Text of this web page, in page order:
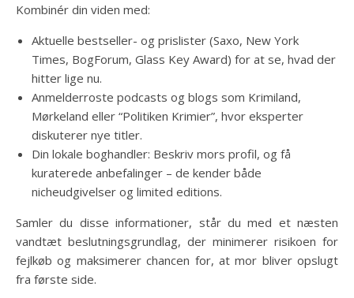
Kombinér din viden med:
Aktuelle bestseller- og prislister (Saxo, New York
Times, BogForum, Glass Key Award) for at se, hvad der
hitter lige nu.
Anmelderroste podcasts og blogs som Krimiland,
Mørkeland eller “Politiken Krimier”, hvor eksperter
diskuterer nye titler.
Din lokale boghandler: Beskriv mors profil, og få
kuraterede anbefalinger – de kender både
nicheudgivelser og limited editions.
Samler du disse informationer, står du med et næsten
vandtæt beslutningsgrundlag, der minimerer risikoen for
fejlkøb og maksimerer chancen for, at mor bliver opslugt
fra første side.